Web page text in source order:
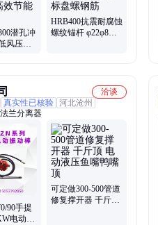
器、防溢裙板夹持器、液压油缸
潜孔冲
风压
HRB400抗震耐腐蚀
螺纹锚杆 φ22φ8多
洽谈
真实性已核验 河北沧州
兰分离器
90手提
电动软
可定做300-500管道
修复撑开器 千斤顶